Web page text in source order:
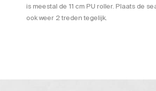
is meestal de 11 cm PU roller. Plaats de
ook weer 2 treden tegelijk.